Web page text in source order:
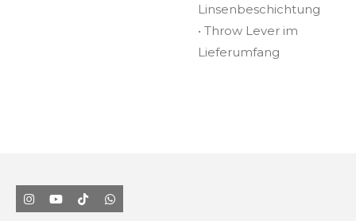
Linsenbeschichtung
• Throw Lever im
Lieferumfang
I
n
Y
o
T
i
W
h